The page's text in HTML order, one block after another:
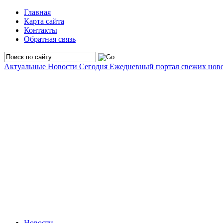
Главная
Карта сайта
Контакты
Обратная связь
Актуальные Новости Сегодня Ежедневный портал свежих